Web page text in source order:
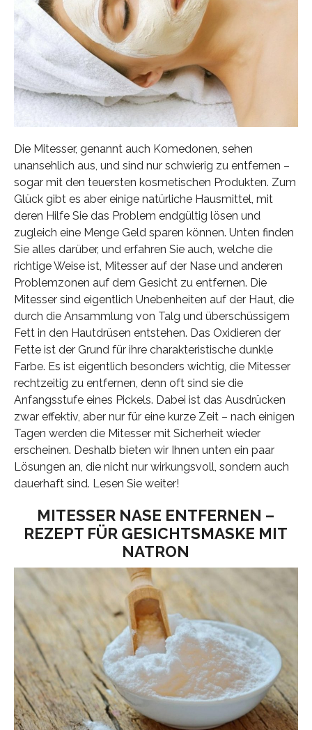
Die Mitesser, genannt auch Komedonen, sehen
unansehlich aus, und sind nur schwierig zu entfernen –
sogar mit den teuersten kosmetischen Produkten. Zum
Glück gibt es aber einige natürliche Hausmittel, mit
deren Hilfe Sie das Problem endgültig lösen und
zugleich eine Menge Geld sparen können. Unten finden
Sie alles darüber, und erfahren Sie auch, welche die
richtige Weise ist, Mitesser auf der Nase und anderen
Problemzonen auf dem Gesicht zu entfernen. Die
Mitesser sind eigentlich Unebenheiten auf der Haut, die
durch die Ansammlung von Talg und überschüssigem
Fett in den Hautdrüsen entstehen. Das Oxidieren der
Fette ist der Grund für ihre charakteristische dunkle
Farbe. Es ist eigentlich besonders wichtig, die Mitesser
rechtzeitig zu entfernen, denn oft sind sie die
Anfangsstufe eines Pickels. Dabei ist das Ausdrücken
zwar effektiv, aber nur für eine kurze Zeit – nach einigen
Tagen werden die Mitesser mit Sicherheit wieder
erscheinen. Deshalb bieten wir Ihnen unten ein paar
Lösungen an, die nicht nur wirkungsvoll, sondern auch
dauerhaft sind. Lesen Sie weiter!
MITESSER NASE ENTFERNEN –
REZEPT FÜR GESICHTSMASKE MIT
NATRON